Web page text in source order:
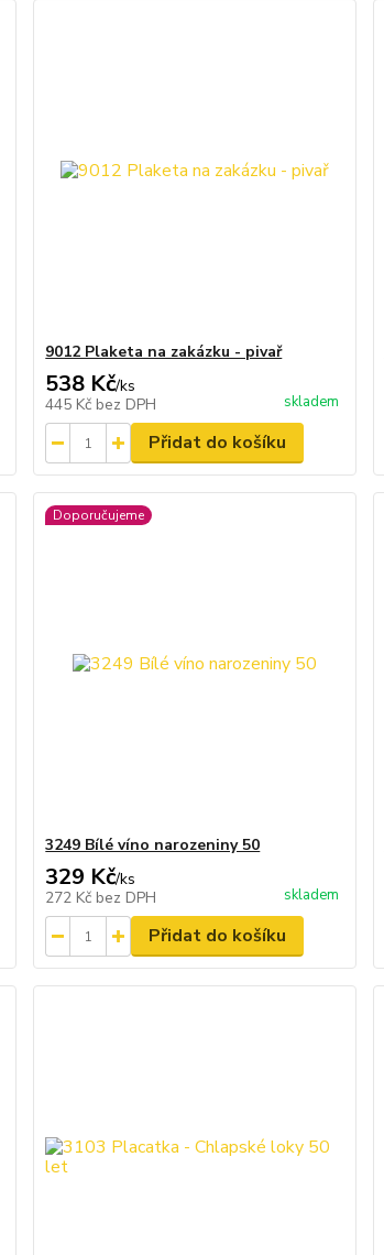
9012 Plaketa na zakázku - pivař
538 Kč/ks
445 Kč bez DPH skladem
Přidat do košíku
Doporučujeme
3249 Bílé víno narozeniny 50
329 Kč/ks
272 Kč bez DPH skladem
Přidat do košíku